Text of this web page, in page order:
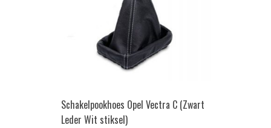
Schakelpookhoes Opel Vectra C (Zwart
Leder Wit stiksel)